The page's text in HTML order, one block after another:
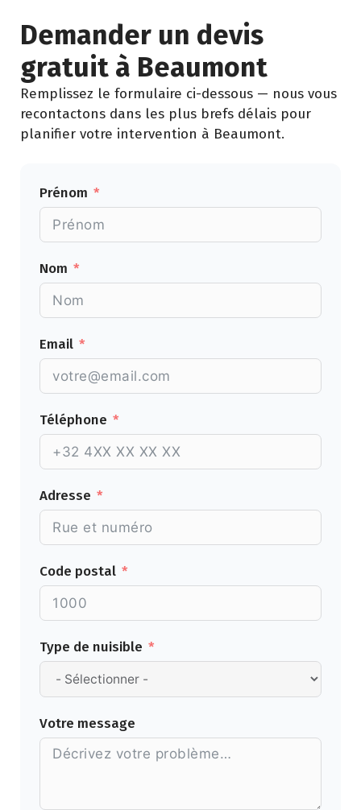
Demander un devis
gratuit à Beaumont
Remplissez le formulaire ci-dessous — nous vous
recontactons dans les plus brefs délais pour
planifier votre intervention à Beaumont.
Prénom
Nom
Email
Téléphone
Adresse
Code postal
Type de nuisible
Votre message